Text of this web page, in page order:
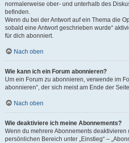
normalerweise ober- und unterhalb des
befinden.
Wenn du bei der Antwort auf ein Thema die
sobald eine Antwort geschrieben wurde“
für dich abonniert.
Nach oben
Wie kann ich ein Forum abonnieren?
Um ein Forum zu abonnieren, verwende im
abonnieren“, der sich meist am Ende der
Nach oben
Wie deaktiviere ich meine Abonnements?
Wenn du mehrere Abonnements deaktivieren
persönlichen Bereich unter „Einstieg“ –